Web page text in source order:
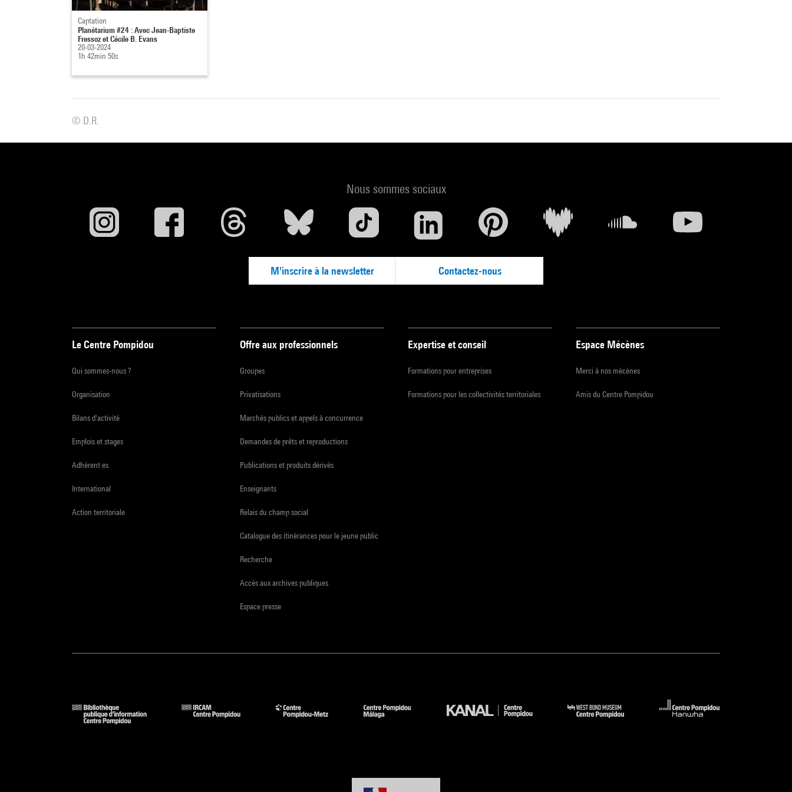
Captation
Planétarium #24 : Avec Jean-Baptiste
Fressoz et Cécile B. Evans
20-03-2024
1h 42min 50s
© D.R.
Nous sommes sociaux
M'inscrire à la newsletter Contactez-nous
Le Centre Pompidou
Qui sommes-nous ?
Organisation
Bilans d'activité
Emplois et stages
Adhérent·es
International
Action territoriale
Offre aux professionnels
Groupes
Privatisations
Marchés publics et appels à concurrence
Demandes de prêts et reproductions
Publications et produits dérivés
Enseignants
Relais du champ social
Catalogue des itinérances pour le jeune public
Recherche
Accès aux archives publiques
Espace presse
Expertise et conseil
Formations pour entreprises
Formations pour les collectivités territoriales
Espace Mécènes
Merci à nos mécènes
Amis du Centre Pompidou